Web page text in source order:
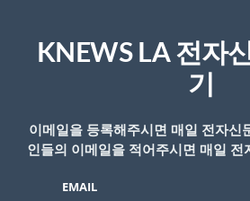
이름
KNEWS LA 전자
기
이메일을 등록해주시면 매일 전자신
인들의 이메일을 적어주시면 매일 전
EMAIL